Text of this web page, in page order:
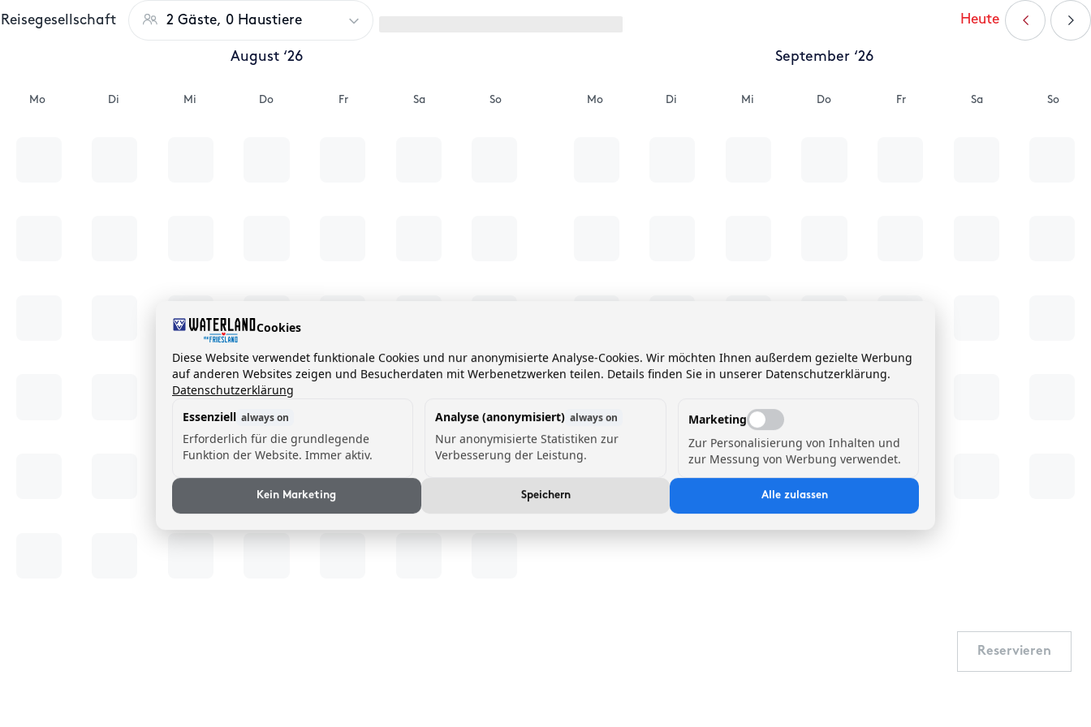
Reisegesellschaft 2 Gäste, 0 Haustiere Heute
August ‘26
Mo Di Mi Do Fr Sa So
September ‘26
Mo Di Mi Do Fr Sa So
Reservieren
Cookies
Diese Website verwendet funktionale Cookies und nur anonymisierte Analyse-Cookies. Wir möchten Ihnen außerdem gezielte Werbung
auf anderen Websites zeigen und Besucherdaten mit Werbenetzwerken teilen. Details finden Sie in unserer Datenschutzerklärung.
Datenschutzerklärung
Essenziell always on
Erforderlich für die grundlegende
Funktion der Website. Immer aktiv.
Analyse (anonymisiert) always on
Nur anonymisierte Statistiken zur
Verbesserung der Leistung.
Marketing
Zur Personalisierung von Inhalten und
zur Messung von Werbung verwendet.
Kein Marketing Speichern Alle zulassen